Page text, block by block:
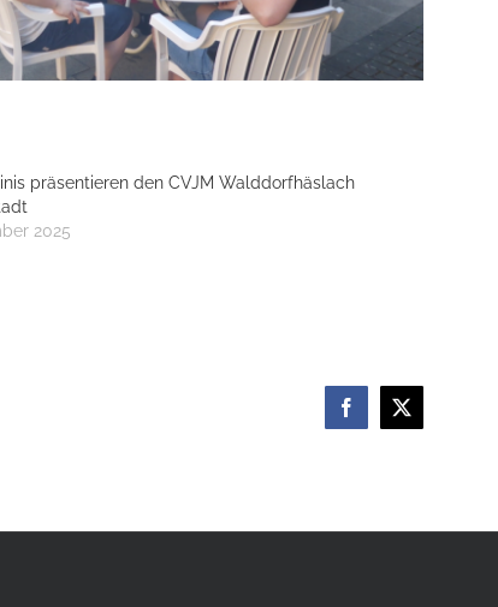
präsentieren den CVJM Walddorfhäslach
2025
Facebook
X